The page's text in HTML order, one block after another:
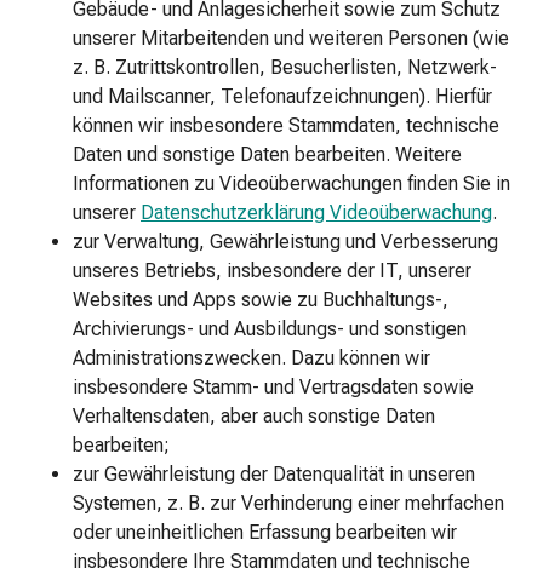
Mundpflege
Zahnbleaching
Zahnbürsten
Zahnfleischpflege
Zahnpaste
Gebisspflege
Zahnseide
&
Sticks
Mundwasser
&
-
spülungen
Zahnstocher
Geschenksets
Parfum-
Sets
Gesichtspflege-
Set
Gebäude- und Anlagesicherheit sowie zum Schutz
unserer Mitarbeitenden und weiteren Personen (wie
z. B. Zutrittskontrollen, Besucherlisten, Netzwerk-
und Mailscanner, Telefonaufzeichnungen). Hierfür
können wir insbesondere Stammdaten, technische
Daten und sonstige Daten bearbeiten. Weitere
Informationen zu Videoüberwachungen finden Sie in
unserer Datenschutzerklärung Videoüberwachung.
zur Verwaltung, Gewährleistung und Verbesserung
unseres Betriebs, insbesondere der IT, unserer
Websites und Apps sowie zu Buchhaltungs-,
Archivierungs- und Ausbildungs- und sonstigen
Administrationszwecken. Dazu können wir
insbesondere Stamm- und Vertragsdaten sowie
Verhaltensdaten, aber auch sonstige Daten
bearbeiten;
zur Gewährleistung der Datenqualität in unseren
Systemen, z. B. zur Verhinderung einer mehrfachen
oder uneinheitlichen Erfassung bearbeiten wir
insbesondere Ihre Stammdaten und technische